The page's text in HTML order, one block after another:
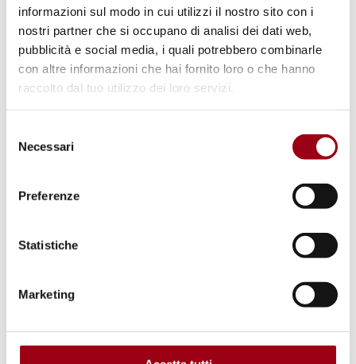
informazioni sul modo in cui utilizzi il nostro sito con i
nostri partner che si occupano di analisi dei dati web,
pubblicità e social media, i quali potrebbero combinarle
con altre informazioni che hai fornito loro o che hanno
raccolto dal tuo utilizzo dei loro servizi.
delNecessari
Preferenze
Statistiche
Marketing
senza alcuna discriminazione e di intrattenere
con essi relazioni volte al rispetto e alla
tolleranza reciproci;
- preservare lo sviluppo armonioso della
famiglia e di operare in suo favore;
proprie capacità fisiche e intellettuali;
Stato;
e nazionale
nazionale;
legge;